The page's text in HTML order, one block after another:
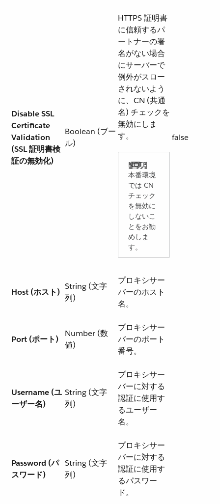
Disable SSL
Certificate
Validation
(SSL 証明書検
証の無効化)
Boolean (ブー
ル)
HTTPS 証明書
に信頼するパ
ートナーの署
名がない場合
にサーバーで
例外がスロー
されないよう
に、CN (共通
名) チェックを
無効にしま
す。
本番環境
では CN
チェック
を無効に
しないこ
とをお勧
めしま
す。
false
Host (ホスト)
String (文字
列)
プロキシサー
バーのホスト
名。
Port (ポート)
Number (数
値)
プロキシサー
バーのポート
番号。
Username (ユ
ーザー名)
String (文字
列)
プロキシサー
バーに対する
認証に使用す
るユーザー
名。
Password (パ
スワード)
String (文字
列)
プロキシサー
バーに対する
認証に使用す
るパスワー
ド。